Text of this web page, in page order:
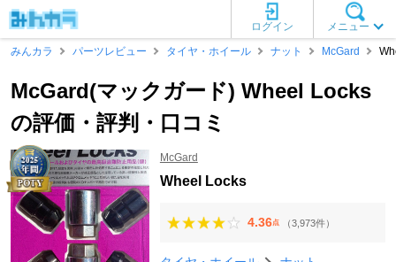
メニュー
ログイン
みんカラ
パーツレビュー タイヤ・ホイール ナット McGard
McGard(マックガード) Wheel Locks
の評価・評判・口コミ
McGard
Wheel Locks
4.36点 （3,973件）